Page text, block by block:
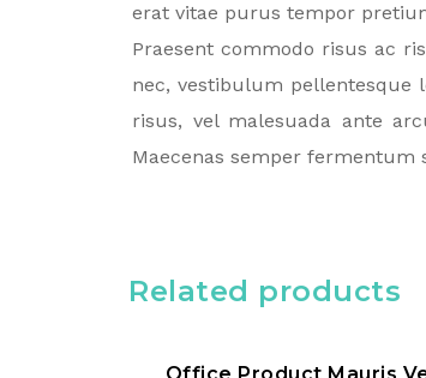
erat vitae purus tempor
Praesent commodo risus ac
nec, vestibulum pellentesque
risus, vel malesuada ante
Maecenas semper fermentum
Related products